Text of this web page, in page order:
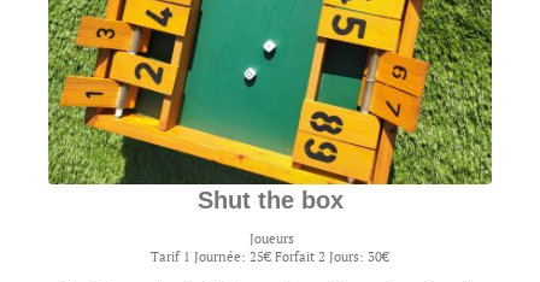
Shut the box
Joueurs
Tarif 1 Journée: 25€ Forfait 2 Jours: 30€